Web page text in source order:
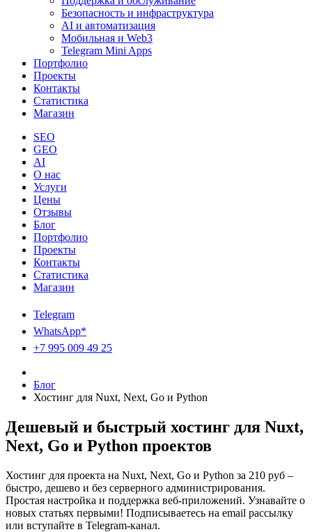
Безопасность и инфраструктура
AI и автоматизация
Мобильная и Web3
Telegram Mini Apps
Портфолио
Проекты
Контакты
Статистика
Магазин
SEO
GEO
AI
О нас
Услуги
Цены
Отзывы
Блог
Портфолио
Проекты
Контакты
Статистика
Магазин
Telegram
WhatsApp*
+7 995 009 49 25
Блог
Хостинг для Nuxt, Next, Go и Python
Дешевый и быстрый хостинг для Nuxt,
Next, Go и Python проектов
Хостинг для проекта на Nuxt, Next, Go и Python за 210 руб –
быстро, дешево и без серверного администрирования.
Простая настройка и поддержка веб-приложений. Узнавайте о
новых статьях первыми! Подписываетесь на email рассылку
или вступайте в Telegram-канал.